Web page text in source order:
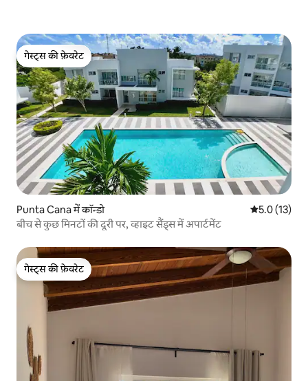
गेस्ट्स की फ़ेवरेट
गेस्ट्स की फ़ेवरेट
Punta Cana में कॉन्डो औसत रेटिंग 5
5.0 (13)
बीच से कुछ मिनटों की दूरी पर, व्हाइट सैंड्स में अपार्टमेंट
गेस्ट्स की फ़ेवरेट
गेस्ट्स की फ़ेवरेट